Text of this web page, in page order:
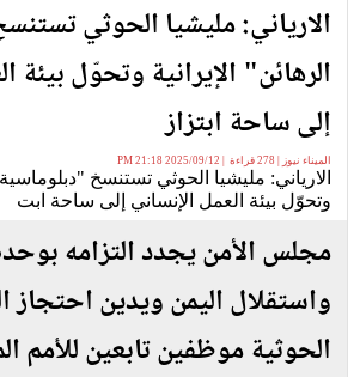
الارياني: مليشيا الحوثي
الرهائن" الإيرانية وتحوّل بيئة
إلى ساحة ابتزاز
الميناء نيوز | 278 قراءة | 2025/09/12 21:18 PM
الارياني: مليشيا الحوثي تستنسخ "دبلوماسية
وتحوّل بيئة العمل الإنساني إلى ساحة ابت
مجلس الأمن يجدد التزامه
واستقلال اليمن ويدين احتجاز
الحوثية موظفين تابعين للأمم